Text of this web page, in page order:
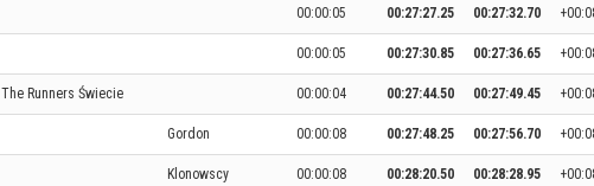
00:00:05 00:27:27.25 00:27:32.70
00:00:05 00:27:30.85 00:27:36.65
The Runners Świecie 00:00:04 00:27:44.50 00:27:49.45
Gordon 00:00:08 00:27:48.25 00:27:56.70
Klonowscy 00:00:08 00:28:20.50 00:28:28.95